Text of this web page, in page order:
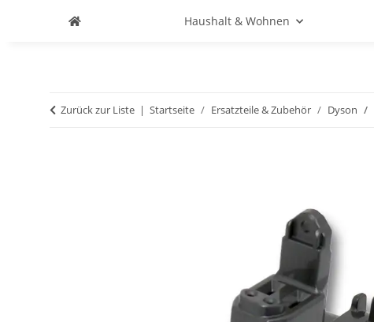
Haushalt & Wohnen
Zurück zur Liste Startseite Ersatzteile & Zubehör Dyson